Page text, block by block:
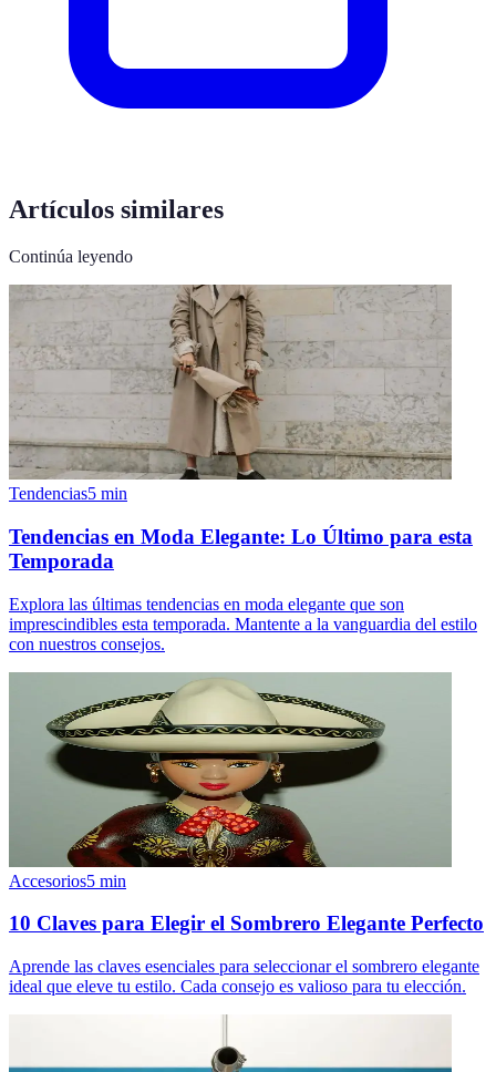
Artículos similares
Continúa leyendo
Tendencias5 min
Tendencias en Moda Elegante: Lo Último para esta
Temporada
Explora las últimas tendencias en moda elegante que son
imprescindibles esta temporada. Mantente a la vanguardia del estilo
con nuestros consejos.
Accesorios5 min
10 Claves para Elegir el Sombrero Elegante Perfecto
Aprende las claves esenciales para seleccionar el sombrero elegante
ideal que eleve tu estilo. Cada consejo es valioso para tu elección.